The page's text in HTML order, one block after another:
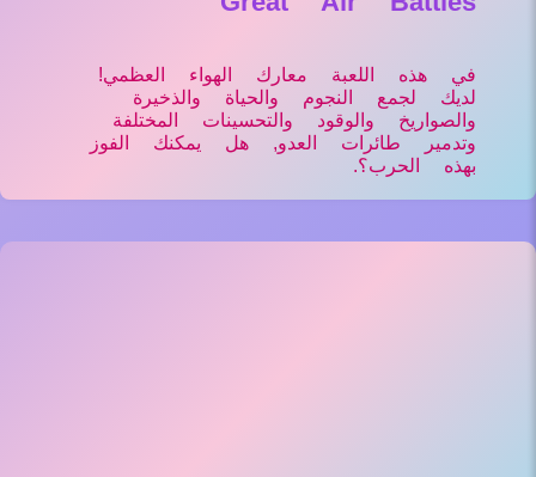
في هذه اللعبة معارك الهواء العظمي!
لديك لجمع النجوم والحياة والذخيرة
والصواريخ والوقود والتحسينات المختلفة
وتدمير طائرات العدو, هل يمكنك الفوز
بهذه الحرب؟.